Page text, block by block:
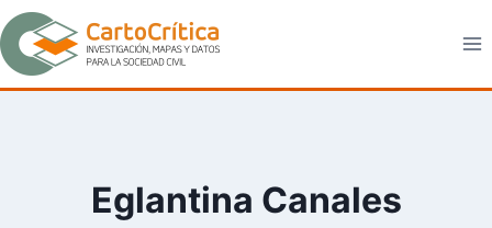
Saltar
al
contenido
Eglantina Canales